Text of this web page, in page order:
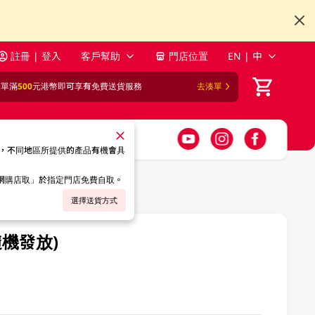
註冊 | 登入 客戶幫助 門店位置 EN | 中
滿500元港幣即可享有免費送貨服務 去湊單
不同地區所提供的產品有機會具
購店取」於指定門店免費自取。
選擇送貨方式
發放)